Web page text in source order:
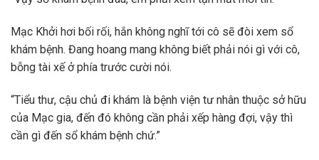
Mạc Khởi hơi bối rối, hắn không nghĩ tới cô sẽ đòi xem sổ
khám bệnh. Đang hoang mang không biết phải nói gì với cô,
bỗng tài xế ở phía trước cười nói.
“Tiểu thư, cậu chủ đi khám là bệnh viện tư nhân thuộc sở hữu
của Mạc gia, đến đó không cần phải xếp hàng đợi, vậy thì
cần gì đến sổ khám bệnh chứ.”